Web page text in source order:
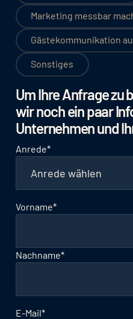
Marketing messbar
Gästekommunikation
Sonstiges
Um Ihre Anfrage zu
wir noch ein paar
Unternehmen und
Anrede*
Vorname*
Nachname*
E-Mail*